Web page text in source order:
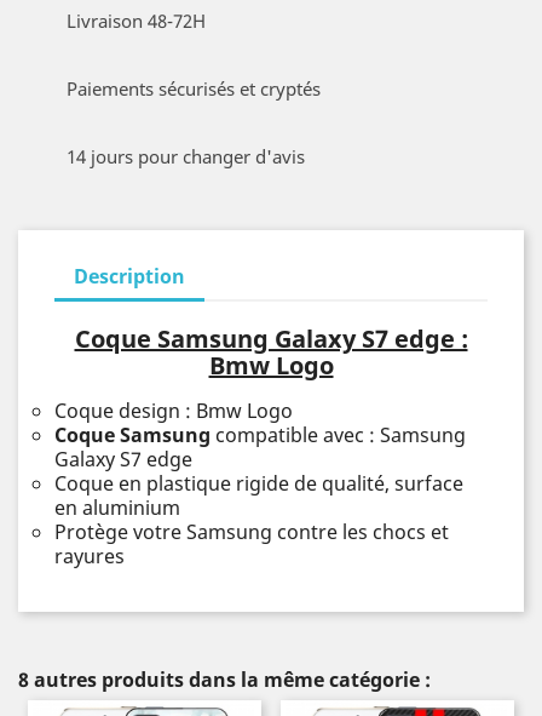
Livraison 48-72H
Paiements sécurisés et cryptés
14 jours pour changer d'avis
Description
Coque Samsung Galaxy S7 edge :
Bmw Logo
Coque design : Bmw Logo
Coque Samsung compatible avec : Samsung
Galaxy S7 edge
Coque en plastique rigide de qualité, surface
en aluminium
Protège votre Samsung contre les chocs et
rayures
8 autres produits dans la même catégorie :